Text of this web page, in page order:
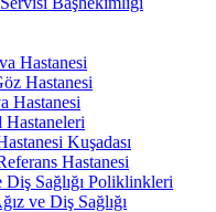
Hastanesi
Hastanesi
Hastanesi
Hastaneleri
Kuşadası
Hastanesi
Diş Sağlığı Poliklinkleri
ve Diş Sağlığı